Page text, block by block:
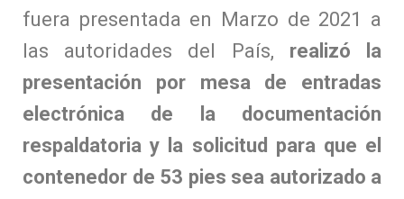
fuera presentada en Marzo de 2021 a
las autoridades del País, realizó la
presentación por mesa de entradas
electrónica de la documentación
respaldatoria y la solicitud para que el
contenedor de 53 pies sea autorizado a